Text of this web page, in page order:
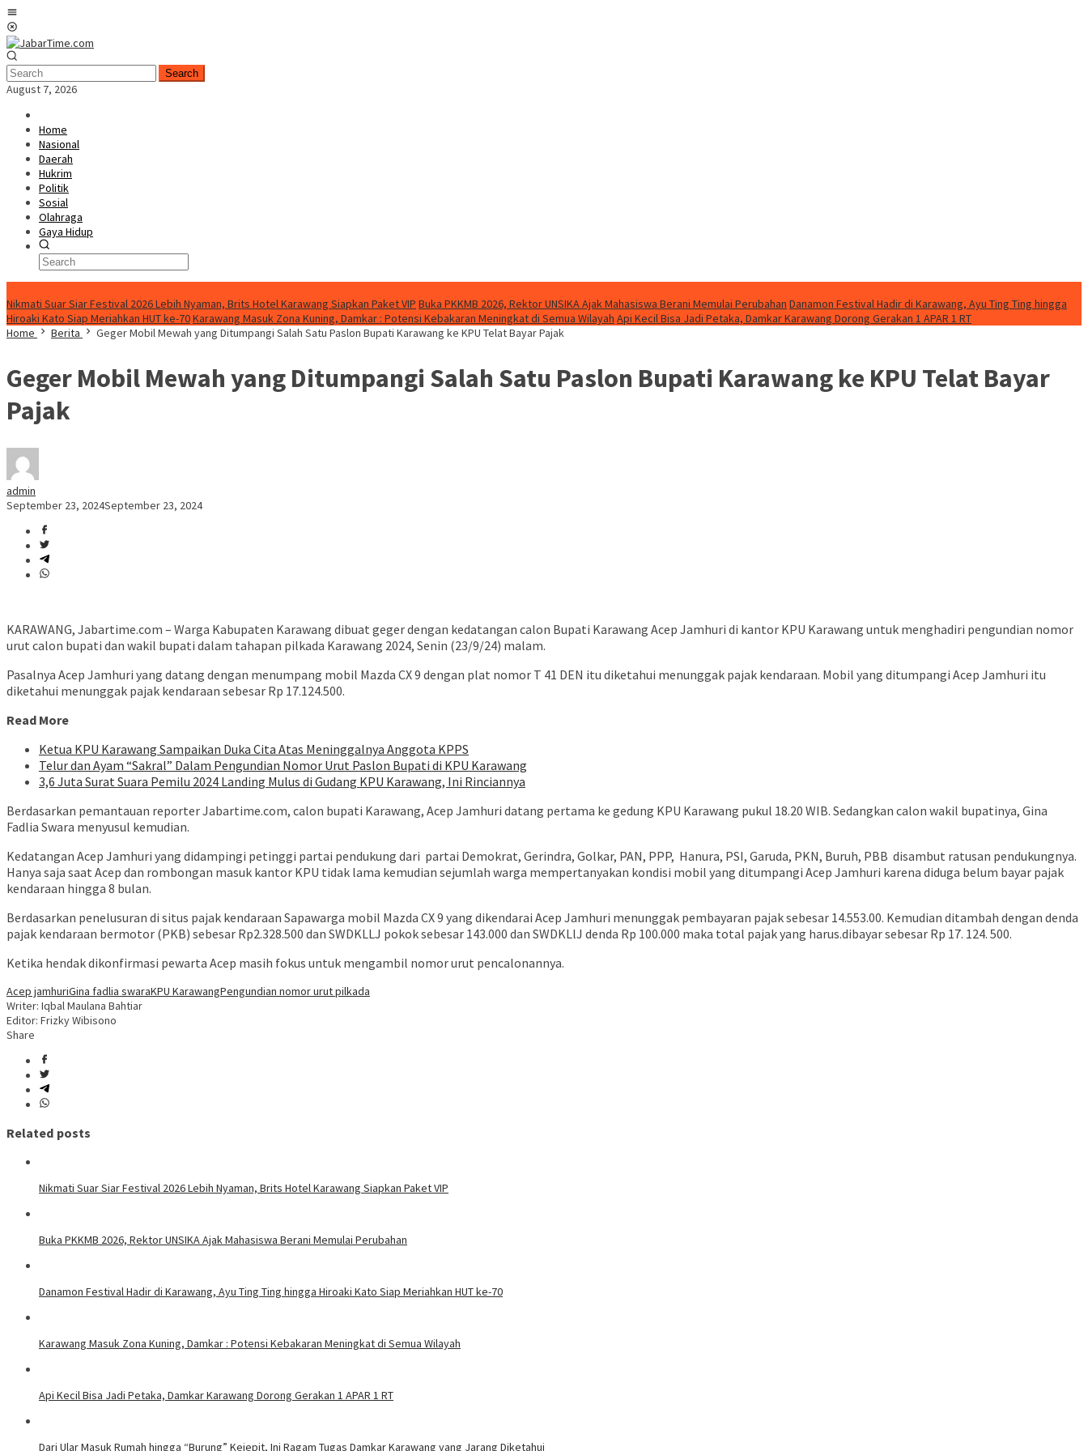
Skip
to
content
Search
August 7, 2026
Home
Nasional
Daerah
Hukrim
Politik
Sosial
Olahraga
Gaya Hidup
Nikmati Suar Siar Festival 2026 Lebih Nyaman, Brits Hotel Karawang Siapkan Paket VIP Buka PKKMB 2026, Rektor UNSIKA Ajak Mahasiswa Berani Memulai Perubahan Danamon Festival Hadir di Karawang, Ayu Ting Ting hingga
Hiroaki Kato Siap Meriahkan HUT ke-70Karawang Masuk Zona Kuning, Damkar : Potensi Kebakaran Meningkat di Semua Wilayah Api Kecil Bisa Jadi Petaka, Damkar Karawang Dorong Gerakan 1 APAR 1 RT
Home
Berita Geger Mobil Mewah yang Ditumpangi Salah Satu Paslon Bupati Karawang ke KPU Telat Bayar Pajak
Geger Mobil Mewah yang Ditumpangi Salah Satu Paslon Bupati Karawang ke KPU Telat Bayar
Pajak
admin
September 23, 2024September 23, 2024
KARAWANG, Jabartime.com – Warga Kabupaten Karawang dibuat geger dengan kedatangan calon Bupati Karawang Acep Jamhuri di kantor KPU Karawang untuk menghadiri pengundian nomor
urut calon bupati dan wakil bupati dalam tahapan pilkada Karawang 2024, Senin (23/9/24) malam.
Pasalnya Acep Jamhuri yang datang dengan menumpang mobil Mazda CX 9 dengan plat nomor T 41 DEN itu diketahui menunggak pajak kendaraan. Mobil yang ditumpangi Acep Jamhuri itu
diketahui menunggak pajak kendaraan sebesar Rp 17.124.500.
Read More
Ketua KPU Karawang Sampaikan Duka Cita Atas Meninggalnya Anggota KPPS
Telur dan Ayam “Sakral” Dalam Pengundian Nomor Urut Paslon Bupati di KPU Karawang
3,6 Juta Surat Suara Pemilu 2024 Landing Mulus di Gudang KPU Karawang, Ini Rinciannya
Berdasarkan pemantauan reporter Jabartime.com, calon bupati Karawang, Acep Jamhuri datang pertama ke gedung KPU Karawang pukul 18.20 WIB. Sedangkan calon wakil bupatinya, Gina
Fadlia Swara menyusul kemudian.
Kedatangan Acep Jamhuri yang didampingi petinggi partai pendukung dari partai Demokrat, Gerindra, Golkar, PAN, PPP, Hanura, PSI, Garuda, PKN, Buruh, PBB disambut ratusan pendukungnya.
Hanya saja saat Acep dan rombongan masuk kantor KPU tidak lama kemudian sejumlah warga mempertanyakan kondisi mobil yang ditumpangi Acep Jamhuri karena diduga belum bayar pajak
kendaraan hingga 8 bulan.
Berdasarkan penelusuran di situs pajak kendaraan Sapawarga mobil Mazda CX 9 yang dikendarai Acep Jamhuri menunggak pembayaran pajak sebesar 14.553.00. Kemudian ditambah dengan denda
pajak kendaraan bermotor (PKB) sebesar Rp2.328.500 dan SWDKLLJ pokok sebesar 143.000 dan SWDKLlJ denda Rp 100.000 maka total pajak yang harus.dibayar sebesar Rp 17. 124. 500.
Ketika hendak dikonfirmasi pewarta Acep masih fokus untuk mengambil nomor urut pencalonannya.
Acep jamhuriGina fadlia swaraKPU KarawangPengundian nomor urut pilkada
Writer: Iqbal Maulana Bahtiar
Editor: Frizky Wibisono
Share
Related posts
Nikmati Suar Siar Festival 2026 Lebih Nyaman, Brits Hotel Karawang Siapkan Paket VIP
Buka PKKMB 2026, Rektor UNSIKA Ajak Mahasiswa Berani Memulai Perubahan
Danamon Festival Hadir di Karawang, Ayu Ting Ting hingga Hiroaki Kato Siap Meriahkan HUT ke-70
Karawang Masuk Zona Kuning, Damkar : Potensi Kebakaran Meningkat di Semua Wilayah
Api Kecil Bisa Jadi Petaka, Damkar Karawang Dorong Gerakan 1 APAR 1 RT
Dari Ular Masuk Rumah hingga “Burung” Kejepit, Ini Ragam Tugas Damkar Karawang yang Jarang Diketahui